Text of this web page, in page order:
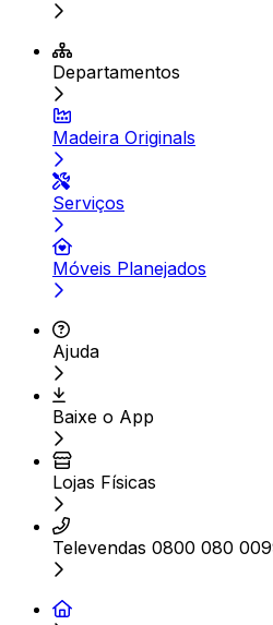
Departamentos
Madeira Originals
Serviços
Móveis Planejados
Ajuda
Baixe o App
Lojas Físicas
Televendas 0800 080